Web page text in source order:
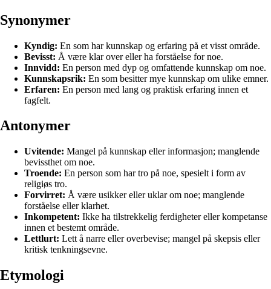
Synonymer
Kyndig: En som har kunnskap og erfaring på et visst område.
Bevisst: Å være klar over eller ha forståelse for noe.
Innvidd: En person med dyp og omfattende kunnskap om noe.
Kunnskapsrik: En som besitter mye kunnskap om ulike emner.
Erfaren: En person med lang og praktisk erfaring innen et
fagfelt.
Antonymer
Uvitende: Mangel på kunnskap eller informasjon; manglende
bevissthet om noe.
Troende: En person som har tro på noe, spesielt i form av
religiøs tro.
Forvirret: Å være usikker eller uklar om noe; manglende
forståelse eller klarhet.
Inkompetent: Ikke ha tilstrekkelig ferdigheter eller kompetanse
innen et bestemt område.
Lettlurt: Lett å narre eller overbevise; mangel på skepsis eller
kritisk tenkningsevne.
Etymologi